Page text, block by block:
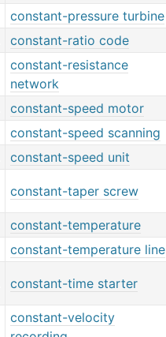
constant-pressure turbine
constant-ratio code
constant-resistance
network
constant-speed motor
constant-speed scanning
constant-speed unit
constant-taper screw
constant-temperature
constant-temperature line
constant-time starter
constant-velocity